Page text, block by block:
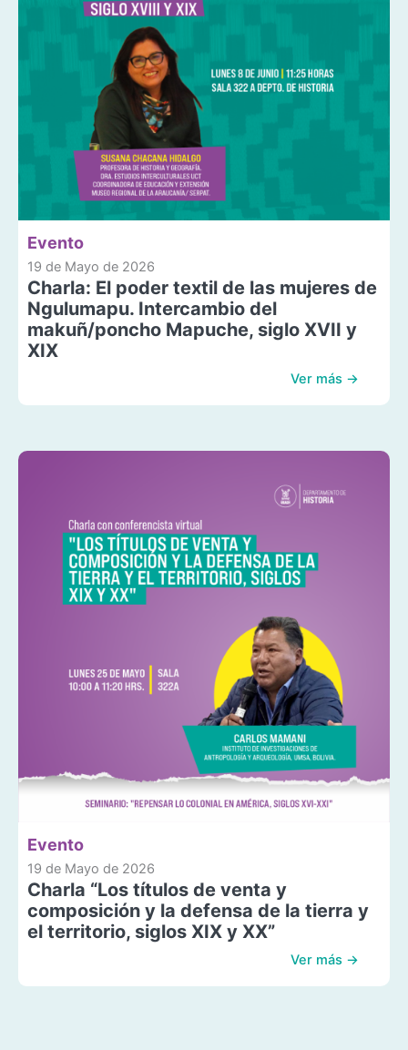
Evento
19 de Mayo de 2026
Charla: El poder textil de las mujeres de
Ngulumapu. Intercambio del
makuñ/poncho Mapuche, siglo XVII y
XIX
Ver más →
Evento
19 de Mayo de 2026
Charla “Los títulos de venta y
composición y la defensa de la tierra y
el territorio, siglos XIX y XX”
Ver más →